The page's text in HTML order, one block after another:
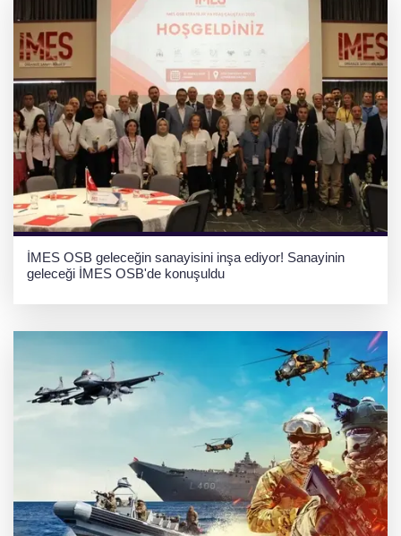
İMES OSB geleceğin sanayisini inşa ediyor! Sanayinin
geleceği İMES OSB'de konuşuldu